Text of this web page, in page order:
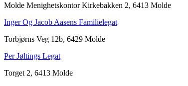
Molde Menighetskontor Kirkebakken 2, 6413 Molde
Inger Og Jacob Aasens Familielegat
Torbjørns Veg 12b, 6429 Molde
Per Jøltings Legat
Torget 2, 6413 Molde